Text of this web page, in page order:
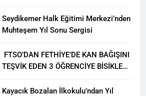
Seydikemer Halk Eğitimi Merkezi’nden
Muhteşem Yıl Sonu Sergisi
FTSO’DAN FETHİYE’DE KAN BAĞIŞINI
TEŞVİK EDEN 3 ÖĞRENCİYE BİSİKLET
Kayacık Bozalan İlkokulu’ndan Yıl